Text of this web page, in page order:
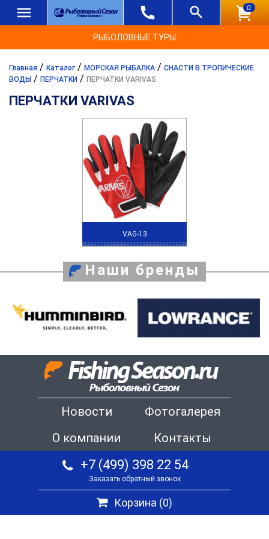
0
РЫБОЛОВНЫЕ ТУРЫ
Главная / Каталог / МОРСКАЯ РЫБАЛКА / СНАСТИ В ТРОПИЧЕСКИЕ
ВОДЫ / ПЕРЧАТКИ / ПЕРЧАТКИ VARIVAS
ПЕРЧАТКИ VARIVAS
VAG-13
Наши бренды
Новости
Фотогалерея
О компании
Контакты
+7 (499) 398 22 54
Заказать обратный звонок
Корзина (0)